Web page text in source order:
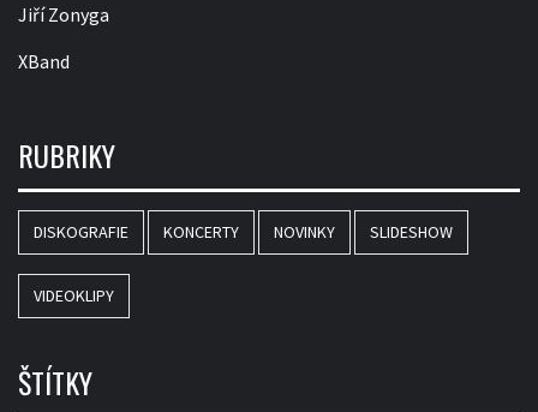
Jiří Zonyga
XBand
RUBRIKY
DISKOGRAFIE KONCERTY NOVINKY SLIDESHOW
VIDEOKLIPY
ŠTÍTKY